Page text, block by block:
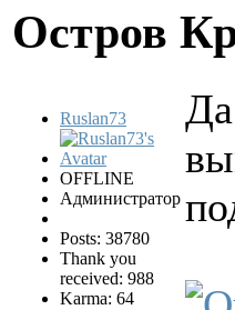
Остров
Ruslan73
OFFLINE
Администратор
Posts: 38780
Thank you
received: 988
Karma: 64